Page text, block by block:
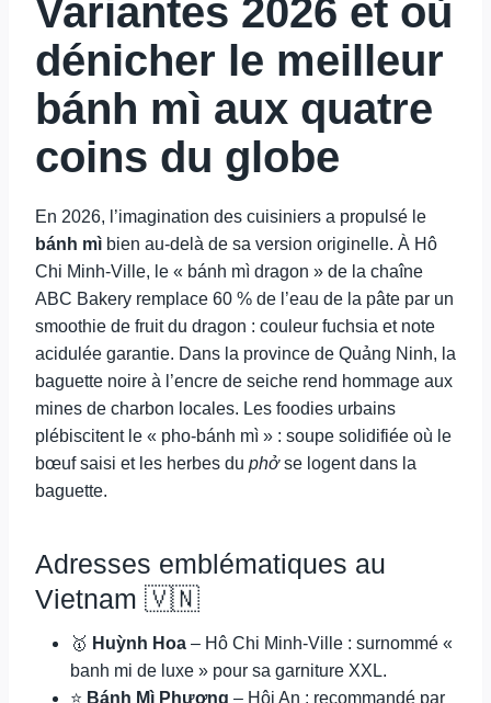
Variantes 2026 et où
dénicher le meilleur
bánh mì aux quatre
coins du globe
En 2026, l’imagination des cuisiniers a propulsé le
bánh mì bien au-delà de sa version originelle. À Hô
Chi Minh-Ville, le « bánh mì dragon » de la chaîne
ABC Bakery remplace 60 % de l’eau de la pâte par un
smoothie de fruit du dragon : couleur fuchsia et note
acidulée garantie. Dans la province de Quảng Ninh, la
baguette noire à l’encre de seiche rend hommage aux
mines de charbon locales. Les foodies urbains
plébiscitent le « pho-bánh mì » : soupe solidifiée où le
bœuf saisi et les herbes du phởse logent dans la
baguette.
Adresses emblématiques au
Vietnam 🇻🇳
🥇 Huỳnh Hoa – Hô Chi Minh-Ville : surnommé «
banh mi de luxe » pour sa garniture XXL.
⭐ Bánh Mì Phượng – Hội An : recommandé par